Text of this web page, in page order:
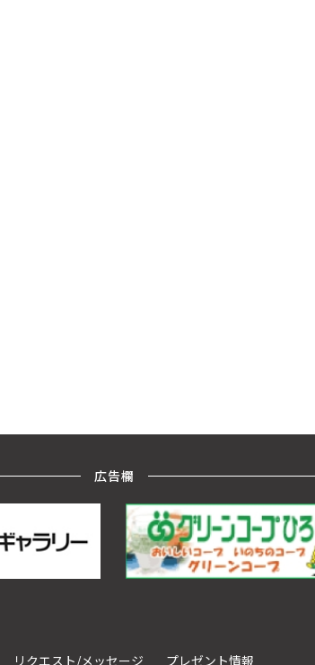
広告欄
リクエスト/メッセージ プレゼント情報